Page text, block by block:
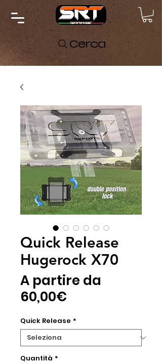
Cerca
Quick Release
Hugerock X70
A partire da
60,00€
Quick Release *
Quantità *